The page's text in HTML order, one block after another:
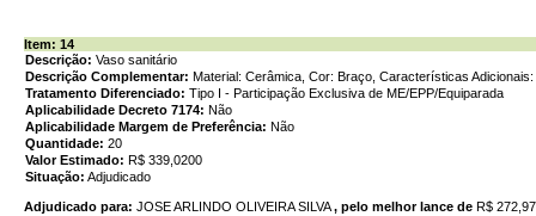
Item: 14
Descrição: Vaso sanitário
Descrição Complementar: Material: Cerâmica, Cor: Braço, Características
Tratamento Diferenciado: Tipo I - Participação Exclusiva de ME/EPP/Equiparada
Aplicabilidade Decreto 7174: Não
Aplicabilidade Margem de Preferência: Não
Quantidade: 20
Valor Estimado: R$ 339,0200
Situação: Adjudicado
Adjudicado para: JOSE ARLINDO OLIVEIRA SILVA, pelo melhor lance de R$